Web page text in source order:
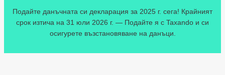
Подайте данъчната си декларация за 2025 г. сега! Крайният
срок изтича на 31 юли 2026 г. — Подайте я с Taxando и си
осигурете възстановяване на данъци.